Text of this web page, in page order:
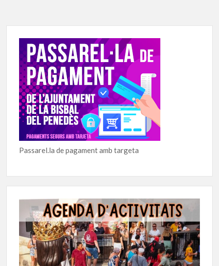
Passarel.la de pagament amb targeta